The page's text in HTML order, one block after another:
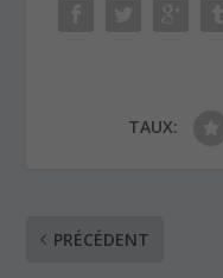
TAUX:
PRÉCÉDENT